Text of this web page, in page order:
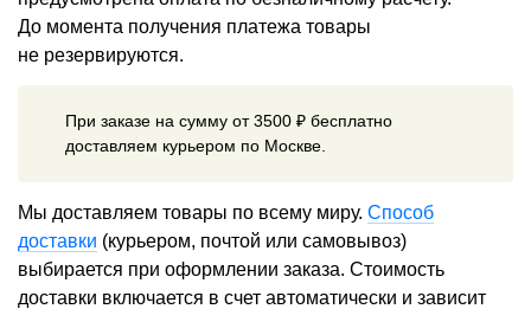
До момента получения платежа товары
не резервируются.
При заказе на сумму от 3500 ₽ бесплатно
доставляем курьером по Москве.
Мы доставляем товары по всему миру. Способ
доставки (курьером, почтой или самовывоз)
выбирается при оформлении заказа. Стоимость
доставки включается в счет автоматически и зависит